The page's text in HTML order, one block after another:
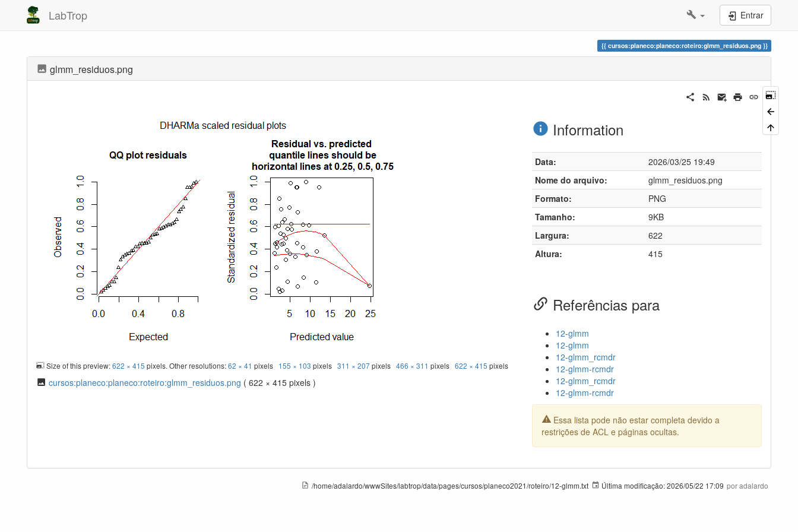
LabTrop Entrar
cursos:planeco:planeco:roteiro:glmm_residuos.png
glmm_residuos.png
Size of this preview:622 × 415 pixels. Other resolutions:62 × 41 pixels 155 × 103 pixels311 × 207pixels466 × 311 pixels622 × 415 pixels
cursos:planeco:planeco:roteiro:glmm_residuos.png ( 622 × 415 pixels )
Information
Data:
2026/03/25 19:49
Nome do arquivo:
glmm_residuos.png
Formato:
PNG
Tamanho:
9KB
Largura:
622
Altura:
415
Referências para
12-glmm
12-glmm
12-glmm_rcmdr
12-glmm-rcmdr
12-glmm_rcmdr
12-glmm-rcmdr
Essa lista pode não estar completa devido a
restrições de ACL e páginas ocultas.
/home/adalardo/wwwSites/labtrop/data/pages/cursos/planeco2021/roteiro/12-glmm.txt Última modificação:2026/05/22 17:09 poradalardo